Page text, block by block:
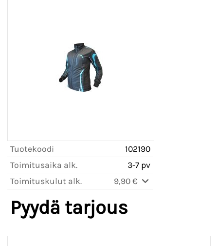
Tuotekoodi
102190
Toimitusaika alk.
3-7 pv
Toimituskulut alk.
9,90 €
Pyydä tarjous